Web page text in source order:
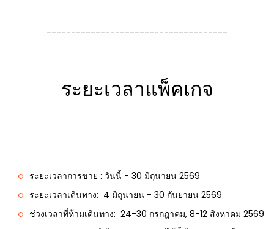
-------------------------------------
ระยะเวลาแพ็คเกจ
ระยะเวลาการขาย : วันนี้ - 30 มิถุนายน 2569
ระยะเวลาเดินทาง: 4 มิถุนายน - 30 กันยายน 2569
ช่วงเวลาที่ห้ามเดินทาง: 24-30 กรกฎาคม, 8-12 สิงหาคม 2569